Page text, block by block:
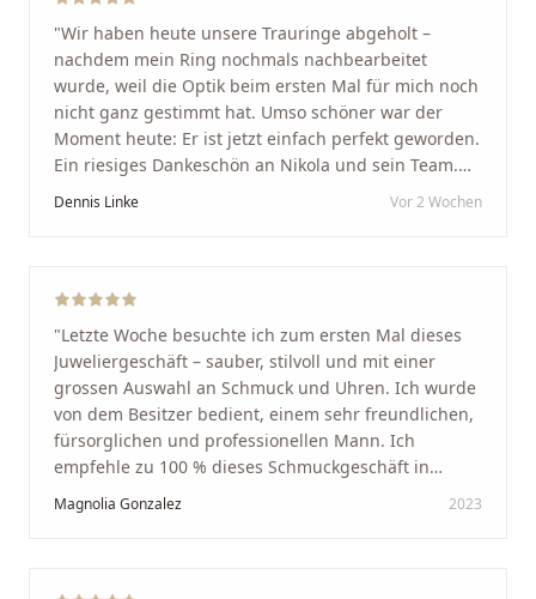
"Wir haben heute unsere Trauringe abgeholt –
nachdem mein Ring nochmals nachbearbeitet
wurde, weil die Optik beim ersten Mal für mich noch
nicht ganz gestimmt hat. Umso schöner war der
Moment heute: Er ist jetzt einfach perfekt geworden.
Ein riesiges Dankeschön an Nikola und sein Team.
Vom ersten Termin an wurden wir jedes Mal
Arbeit und seine Kunden wirklich am Herzen liegen.
Service und echte Herzlichkeit schätzt, ist hier genau
richtig."
Dennis Linke Vor 2 Wochen
"Letzte Woche besuchte ich zum ersten Mal dieses
Juweliergeschäft – sauber, stilvoll und mit einer
grossen Auswahl an Schmuck und Uhren. Ich wurde
von dem Besitzer bedient, einem sehr freundlichen,
fürsorglichen und professionellen Mann. Ich
empfehle zu 100 % dieses Schmuckgeschäft in
Schaffhausen. Ich selbst war sehr zufrieden und
glücklich mit der Behandlung. Ich danke Ihnen – ich
Magnolia Gonzalez 2023